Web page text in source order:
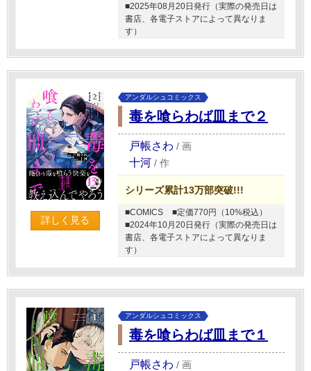
■2025年08月20日発行（実際の発売日は
書店、各電子ストアによって異なりま
す）
詳しく見る
アンダルシュコミックス
毒を喰らわば皿まで２
戸帳さわ / 画
十河 / 作
シリーズ累計13万部突破!!!
■COMICS
■定価770円（10%税込）
■2024年10月20日発行（実際の発売日は
書店、各電子ストアによって異なりま
す）
アンダルシュコミックス
毒を喰らわば皿まで１
戸帳さわ / 画